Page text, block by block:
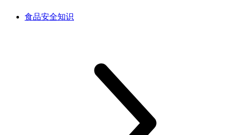
食品安全知识